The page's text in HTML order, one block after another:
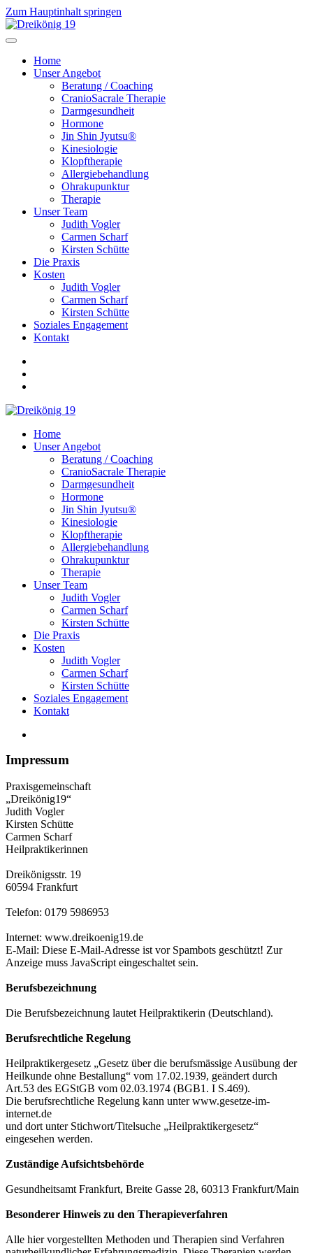
Zum Hauptinhalt springen
Home
Unser Angebot
Beratung / Coaching
CranioSacrale Therapie
Darmgesundheit
Hormone
Jin Shin Jyutsu®
Kinesiologie
Klopftherapie
Allergiebehandlung
Ohrakupunktur
Therapie
Unser Team
Judith Vogler
Carmen Scharf
Kirsten Schütte
Die Praxis
Kosten
Judith Vogler
Carmen Scharf
Kirsten Schütte
Soziales Engagement
Kontakt
Home
Unser Angebot
Beratung / Coaching
CranioSacrale Therapie
Darmgesundheit
Hormone
Jin Shin Jyutsu®
Kinesiologie
Klopftherapie
Allergiebehandlung
Ohrakupunktur
Therapie
Unser Team
Judith Vogler
Carmen Scharf
Kirsten Schütte
Die Praxis
Kosten
Judith Vogler
Carmen Scharf
Kirsten Schütte
Soziales Engagement
Kontakt
Impressum
Praxisgemeinschaft
„Dreikönig19“
Judith Vogler
Kirsten Schütte
Carmen Scharf
Heilpraktikerinnen
Dreikönigsstr. 19
60594 Frankfurt
Telefon: 0179 5986953
Internet: www.dreikoenig19.de
E-Mail: Diese E-Mail-Adresse ist vor Spambots geschützt! Zur
Anzeige muss JavaScript eingeschaltet sein.
Berufsbezeichnung
Die Berufsbezeichnung lautet Heilpraktikerin (Deutschland).
Berufsrechtliche Regelung
Heilpraktikergesetz „Gesetz über die berufsmässige Ausübung der
Heilkunde ohne Bestallung“ vom 17.02.1939, geändert durch
Art.53 des EGStGB vom 02.03.1974 (BGB1. I S.469).
Die berufsrechtliche Regelung kann unter www.gesetze-im-
internet.de
und dort unter Stichwort/Titelsuche „Heilpraktikergesetz“
eingesehen werden.
Zuständige Aufsichtsbehörde
Gesundheitsamt Frankfurt, Breite Gasse 28, 60313 Frankfurt/Main
Besonderer Hinweis zu den Therapieverfahren
Alle hier vorgestellten Methoden und Therapien sind Verfahren